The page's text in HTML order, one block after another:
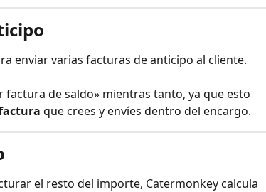
enviar varias facturas de anticipo al cliente.
factura de saldo» mientras tanto, ya que esto
que crees y envíes dentro del encargo.
el resto del importe, Catermonkey calcula